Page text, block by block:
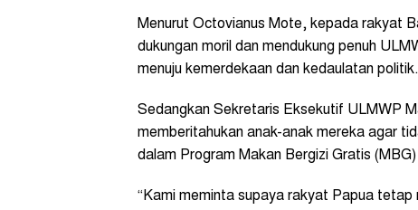
Menurut Octovianus Mote, kepada rakyat
dukungan moril dan mendukung penuh
menuju kemerdekaan dan kedaulatan politik.
Sedangkan Sekretaris Eksekutif ULMWP
memberitahukan anak-anak mereka agar
dalam Program Makan Bergizi Gratis
“Kami meminta supaya rakyat Papua